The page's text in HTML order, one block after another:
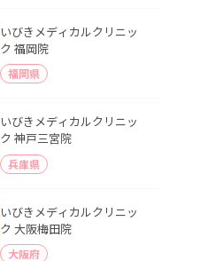
いびきメディカルクリニッ
ク 福岡院
福岡県
いびきメディカルクリニッ
ク 神戸三宮院
兵庫県
いびきメディカルクリニッ
ク 大阪梅田院
大阪府